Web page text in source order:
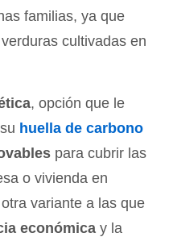
familias, ya que
cultivadas en
, opción que le
huella de carbono
para cubrir las
o vivienda en
variante a las que
económica y la